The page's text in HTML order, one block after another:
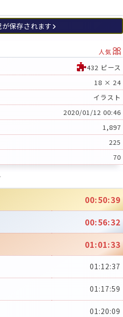
保存されます
人気 🎀
432 ピース
18 × 24
イラスト
2020/01/12 00:46
1,897
225
70
00:50:39
00:56:32
01:01:33
01:12:37
01:17:59
01:20:09